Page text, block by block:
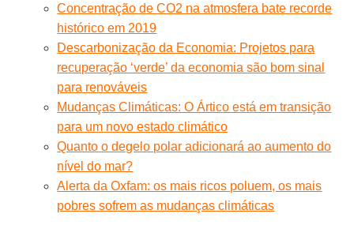
Concentração de CO2 na atmosfera bate recorde
histórico em 2019
Descarbonização da Economia: Projetos para
recuperação ‘verde’ da economia são bom sinal
para renováveis
Mudanças Climáticas: O Ártico está em transição
para um novo estado climático
Quanto o degelo polar adicionará ao aumento do
nível do mar?
Alerta da Oxfam: os mais ricos poluem, os mais
pobres sofrem as mudanças climáticas